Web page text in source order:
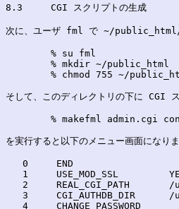
8.3	CGI スクリプトの生成
次に、ユーザ fml で ~/public_html/
そして、このディレクトリの下に CGI ス
を実行すると以下のメニュー画面になりま
   0     END
1     USE_MOD_SSL
2     REAL_CGI_PATH
3     CGI_AUTHDB_DIR
   4     CHANGE PASSWORD